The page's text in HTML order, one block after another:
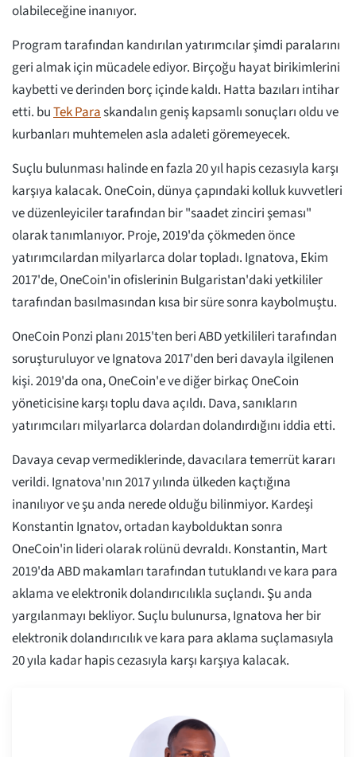
olabileceğine inanıyor.
Program tarafından kandırılan yatırımcılar şimdi paralarını
geri almak için mücadele ediyor. Birçoğu hayat birikimlerini
kaybetti ve derinden borç içinde kaldı. Hatta bazıları intihar
etti. buTek Paraskandalın geniş kapsamlı sonuçları oldu ve
kurbanları muhtemelen asla adaleti göremeyecek.
Suçlu bulunması halinde en fazla 20 yıl hapis cezasıyla karşı
karşıya kalacak. OneCoin, dünya çapındaki kolluk kuvvetleri
ve düzenleyiciler tarafından bir "saadet zinciri şeması"
olarak tanımlanıyor. Proje, 2019'da çökmeden önce
yatırımcılardan milyarlarca dolar topladı. Ignatova, Ekim
2017'de, OneCoin'in ofislerinin Bulgaristan'daki yetkililer
tarafından basılmasından kısa bir süre sonra kaybolmuştu.
OneCoin Ponzi planı 2015'ten beri ABD yetkilileri tarafından
soruşturuluyor ve Ignatova 2017'den beri davayla ilgilenen
kişi. 2019'da ona, OneCoin'e ve diğer birkaç OneCoin
yöneticisine karşı toplu dava açıldı. Dava, sanıkların
yatırımcıları milyarlarca dolardan dolandırdığını iddia etti.
Davaya cevap vermediklerinde, davacılara temerrüt kararı
verildi. Ignatova'nın 2017 yılında ülkeden kaçtığına
inanılıyor ve şu anda nerede olduğu bilinmiyor. Kardeşi
Konstantin Ignatov, ortadan kaybolduktan sonra
OneCoin'in lideri olarak rolünü devraldı. Konstantin, Mart
2019'da ABD makamları tarafından tutuklandı ve kara para
aklama ve elektronik dolandırıcılıkla suçlandı. Şu anda
yargılanmayı bekliyor. Suçlu bulunursa, Ignatova her bir
elektronik dolandırıcılık ve kara para aklama suçlamasıyla
20 yıla kadar hapis cezasıyla karşı karşıya kalacak.